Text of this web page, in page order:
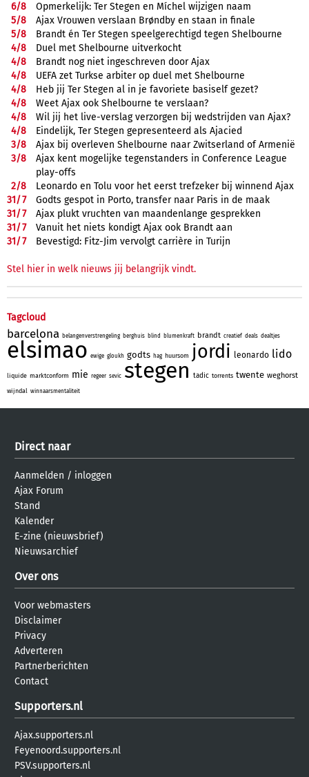
6/8
Opmerkelijk: Ter Stegen en Míchel wijzigen naam
5/8
Ajax Vrouwen verslaan Brøndby en staan in finale
5/8
Brandt én Ter Stegen speelgerechtigd tegen Shelbourne
4/8
Duel met Shelbourne uitverkocht
4/8
Brandt nog niet ingeschreven door Ajax
4/8
UEFA zet Turkse arbiter op duel met Shelbourne
4/8
Heb jij Ter Stegen al in je favoriete basiself gezet?
4/8
Weet Ajax ook Shelbourne te verslaan?
4/8
Wil jij het live-verslag verzorgen bij wedstrijden van Ajax?
4/8
Eindelijk, Ter Stegen gepresenteerd als Ajacied
3/8
Ajax bij overleven Shelbourne naar Zwitserland of Armenië
3/8
Ajax kent mogelijke tegenstanders in Conference League
play-offs
2/8
Leonardo en Tolu voor het eerst trefzeker bij winnend Ajax
31/7
Godts gespot in Porto, transfer naar Paris in de maak
31/7
Ajax plukt vruchten van maandenlange gesprekken
31/7
Vanuit het niets kondigt Ajax ook Brandt aan
31/7 Bevestigd: Fitz-Jim vervolgt carrière in Turijn
Stel hier in welk nieuws jij belangrijk vindt.
Tagcloud
barcelona belangenverstrengeling berghuis blind blumenkraft brandt creatief deals dealtjes
elsimao ewige gloukh godts hag huursom jordi leonardo lido
liquide marktconform mie regeer sevic stegen tadic torrents twente weghorst
wijndal winnaarsmentaliteit
Direct naar
Aanmelden / inloggen
Ajax Forum
Stand
Kalender
E-zine (nieuwsbrief)
Nieuwsarchief
Over ons
Voor webmasters
Disclaimer
Privacy
Adverteren
Partnerberichten
Contact
Supporters.nl
Ajax.supporters.nl
Feyenoord.supporters.nl
PSV.supporters.nl